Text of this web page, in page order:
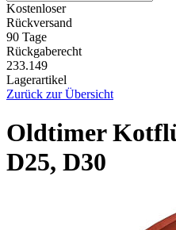
Kostenloser
Rückversand
90 Tage
Rückgaberecht
233.149
Lagerartikel
Zurück zur Übersicht
Oldtimer
D25, D30